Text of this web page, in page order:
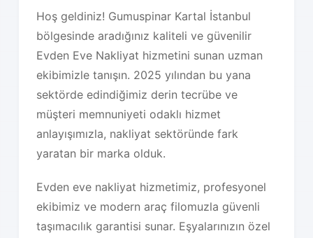
Hoş geldiniz! Gumuspinar Kartal İstanbul
bölgesinde aradığınız kaliteli ve güvenilir
Evden Eve Nakliyat hizmetini sunan uzman
ekibimizle tanışın. 2025 yılından bu yana
sektörde edindiğimiz derin tecrübe ve
müşteri memnuniyeti odaklı hizmet
anlayışımızla, nakliyat sektöründe fark
yaratan bir marka olduk.
Evden eve nakliyat hizmetimiz, profesyonel
ekibimiz ve modern araç filomuzla güvenli
taşımacılık garantisi sunar. Eşyalarınızın özel